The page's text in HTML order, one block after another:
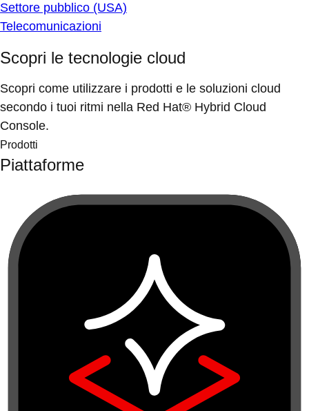
Settore pubblico (USA)
Telecomunicazioni
Scopri le tecnologie cloud
Scopri come utilizzare i prodotti e le soluzioni cloud
secondo i tuoi ritmi nella Red Hat® Hybrid Cloud
Console.
Prodotti
Piattaforme